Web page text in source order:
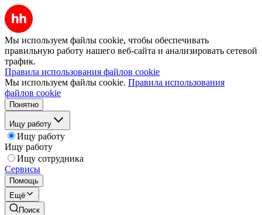
Мы используем файлы cookie, чтобы обеспечивать
правильную работу нашего веб-сайта и анализировать сетевой
трафик.
Правила использования файлов cookie
Мы используем файлы cookie. Правила использования
файлов cookie
Понятно
Ищу работу
Ищу работу
Ищу работу
Ищу сотрудника
Сервисы
Помощь
Ещё
Поиск